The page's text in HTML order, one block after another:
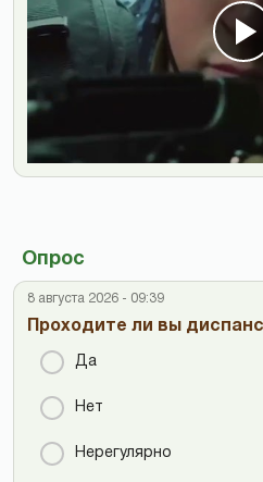
Опрос
8 августа 2026 - 09:39
Проходите ли вы
Да
Нет
Нерегулярно